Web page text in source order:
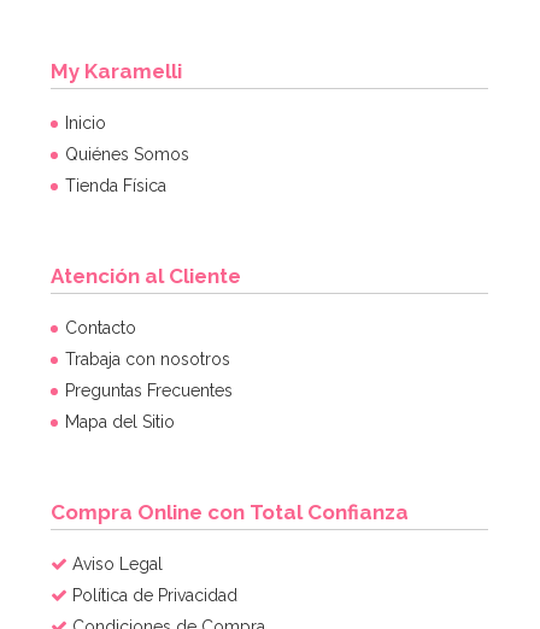
Dummie Photocall - Furgoneta Van Azul 80 cm
My Karamelli
Inicio
Quiénes Somos
Tienda Física
Atención al Cliente
Contacto
Trabaja con nosotros
Preguntas Frecuentes
Mapa del Sitio
Compra Online con Total Confianza
Aviso Legal
Política de Privacidad